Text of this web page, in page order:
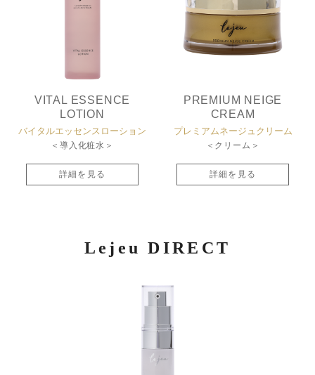
VITAL ESSENCE
LOTION
バイタルエッセンス ローション
＜導入化粧水＞
詳細を見る
PREMIUM NEIGE
CREAM
プレミアムネージュクリーム
＜クリーム＞
詳細を見る
Lejeu DIRECT